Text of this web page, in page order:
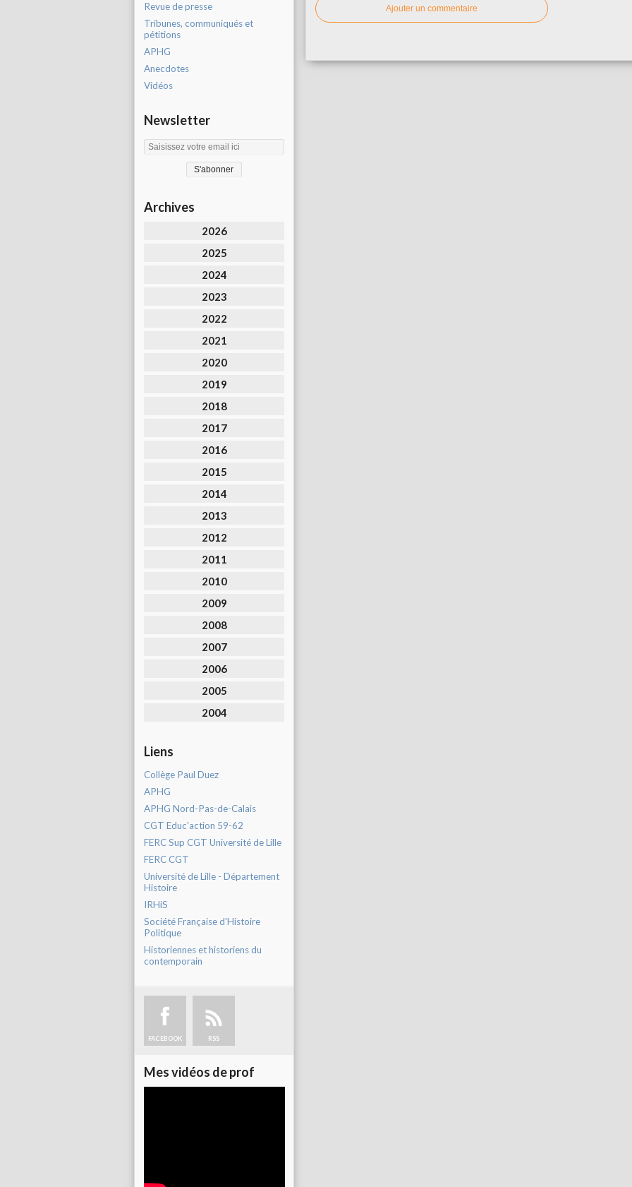
Revue de presse
Tribunes, communiqués et
pétitions
APHG
Anecdotes
Vidéos
Newsletter
Archives
2026
2025
2024
2023
2022
2021
2020
2019
2018
2017
2016
2015
2014
2013
2012
2011
2010
2009
2008
2007
2006
2005
2004
Liens
Collège Paul Duez
APHG
APHG Nord-Pas-de-Calais
CGT Educ'action 59-62
FERC Sup CGT Université de Lille
FERC CGT
Université de Lille - Département
Histoire
IRHiS
Société Française d'Histoire
Politique
Historiennes et historiens du
contemporain
FACEBOOK RSS
Mes vidéos de prof
Ajouter un commentaire